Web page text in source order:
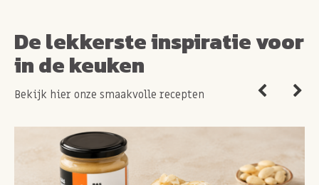
De lekkerste inspiratie voor
in de keuken
Bekijk hier onze smaakvolle recepten